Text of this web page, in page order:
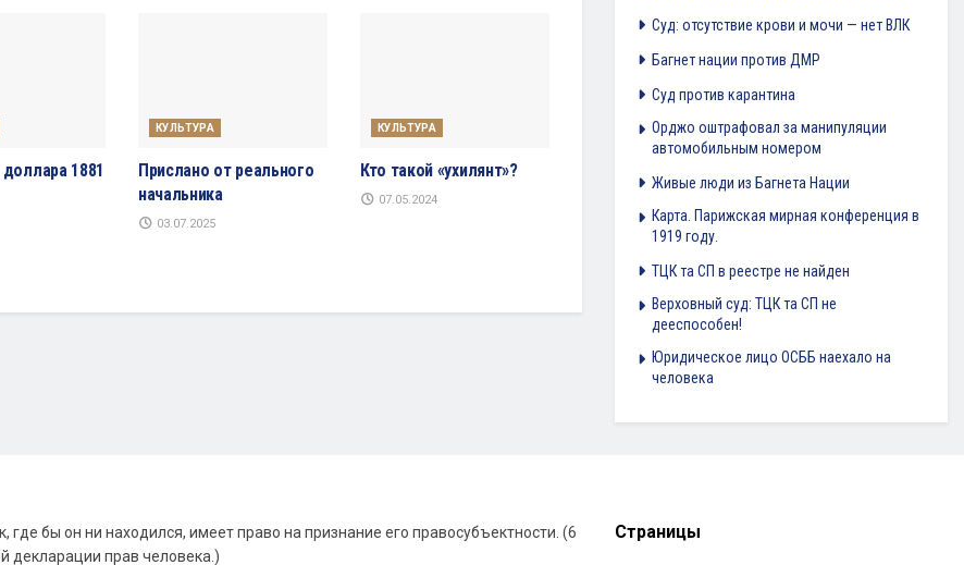
1881
КУЛЬТУРА
Прислано от реального
начальника
03.07.2025
КУЛЬТУРА
Кто такой «ухилянт»?
07.05.2024
Суд: отсутствие крови и мочи — нет ВЛК
Багнет нации против ДМР
Суд против карантина
Орджо оштрафовал за манипуляции
автомобильным номером
Живые люди из Багнета Нации
Карта. Парижская мирная конференция в
1919 году.
ТЦК та СП в реестре не найден
Верховный суд: ТЦК та СП не
дееспособен!
Юридическое лицо ОСББ наехало на
человека
где бы он ни находился, имеет право на признание его правосубъектности. (6
декларации прав человека.)
Страницы